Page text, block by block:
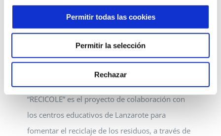
Permitir todas las cookies
Permitir la selección
Rechazar
opportunity of being one of them.
Congratulations to[...]
EN NUESTRO COLE SE RECICLA
“RECICOLE” es el proyecto de colaboración con
los centros educativos de Lanzarote para
fomentar el reciclaje de los residuos, a través de